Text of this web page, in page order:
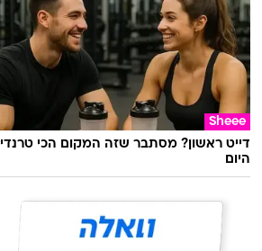
Sheee
דייט ראשון? מסתבר שזה המקום הכי טרנדי
היום